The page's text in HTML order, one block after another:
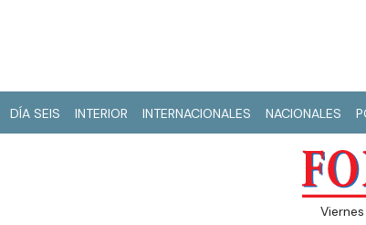
DÍA SEIS INTERIOR INTERNACIONALES NACIONALES